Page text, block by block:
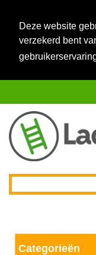
Deze website
verzekerd bent
Categorieën